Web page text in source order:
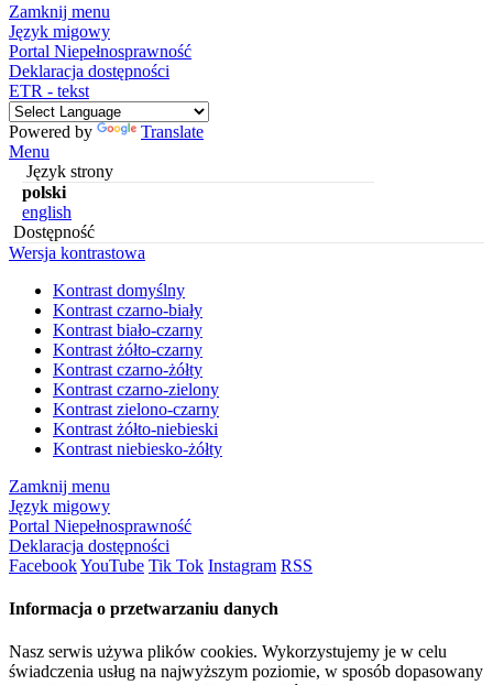
Zamknij menu
Język migowy
Portal Niepełnosprawność
Deklaracja dostępności
ETR - tekst
Powered by
Translate
Menu
Język strony
polski
english
Dostępność
Wersja kontrastowa
Kontrast domyślny
Kontrast czarno-biały
Kontrast biało-czarny
Kontrast żółto-czarny
Kontrast czarno-żółty
Kontrast czarno-zielony
Kontrast zielono-czarny
Kontrast żółto-niebieski
Kontrast niebiesko-żółty
Zamknij menu
Język migowy
Portal Niepełnosprawność
Deklaracja dostępności
FacebookYouTube Tik Tok Instagram RSS
Informacja o przetwarzaniu danych
Nasz serwis używa plików cookies. Wykorzystujemy je w celu
świadczenia usług na najwyższym poziomie, w sposób dopasowany